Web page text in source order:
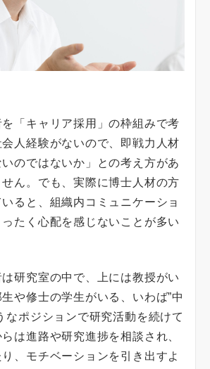
「キャリア採用」の枠組みで考
人経験がないので、即戦力人材
のではないか」との考え方があ
ん。でも、実際に博士人材の方
ると、組織内コミュニケーショ
たく心配を感じないことが多い
研究室の中で、上には教授がい
や修士の学生がいる、いわば”中
なポジションで研究活動を続けて
は進路や研究進捗を相談され、
、モチベーションを引き出すよ